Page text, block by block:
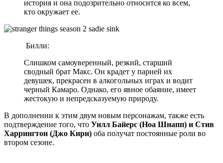
история и она подозрительно относится ко всем,
кто окружает ее.
Билли:
Слишком самоуверенный, резкий, старший
сводный брат Макс. Он крадет у парней их
девушек, прекрасен в алкогольных играх и водит
черный Камаро. Однако, его явное обаяние, имеет
жестокую и непредсказуемую природу.
В дополнении к этим двум новым персонажам, также есть
подтверждение того, что Уилл Байерс (Ноа Шнапп) и Стив
Харрингтон (Джо Кири) оба получат постоянные роли во
втором сезоне.